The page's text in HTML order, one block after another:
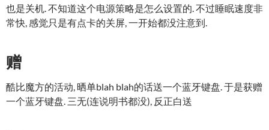
也是关机. 不知道这个电源策略是怎么设置的. 不过睡眠速度非
常快, 感觉只是有点卡的关屏, 一开始都没注意到.
赠
酷比魔方的活动, 晒单blah blah的话送一个蓝牙键盘. 于是获赠
一个蓝牙键盘. 三无(连说明书都没), 反正白送